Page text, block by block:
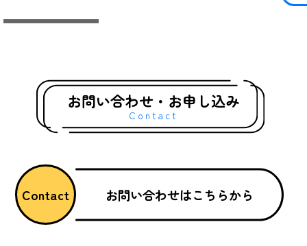
参加いただけなかった場合、対象期間のトレ
っ
お問い合わせ・お申し込み
Contact
Contact お問い合わせはこちらから